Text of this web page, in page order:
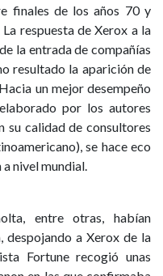
finales de los años 70 y
respuesta de Xerox a la
la entrada de compañías
resultado la aparición de
un mejor desempeño
por los autores
su calidad de consultores
se hace eco
nivel mundial.
entre otras, habían
despojando a Xerox de la
Fortune recogió unas